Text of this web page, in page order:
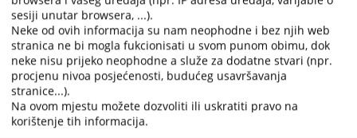
24. Valentina Đopa- Buntić
25. Sanja Sušac
26. Anja Tule
27. Marija Teofilović
28. Alma Glavović
29. Anis Feriz
sesiji unutar browsera, ...).
Neke od ovih informacija su nam neophodne i bez njih web
stranica ne bi mogla fukcionisati u svom punom obimu, dok
neke nisu prijeko neophodne a služe za dodatne stvari (npr.
procjenu nivoa posjećenosti, budućeg usavršavanja
stranice...).
Na ovom mjestu možete dozvoliti ili uskratiti pravo na
korištenje tih informacija.